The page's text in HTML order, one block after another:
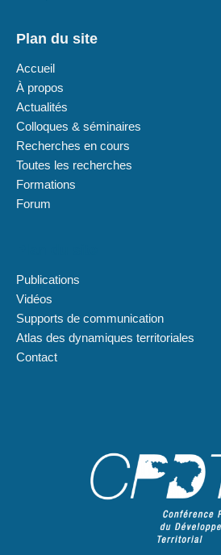
Plan du site
Accueil
À propos
Actualités
Colloques & séminaires
Recherches en cours
Toutes les recherches
Formations
Forum
Publications
Vidéos
Supports de communication
Atlas des dynamiques territoriales
Contact